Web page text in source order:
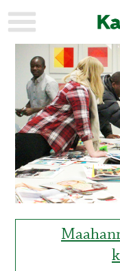
KAUPUNKI
AJANKOHTAISTA
URHEILU
KULTTUURI
HISTORIA
YLEINEN
MAINOSTAJILLE